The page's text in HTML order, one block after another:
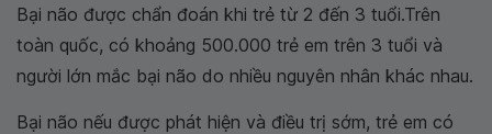
Bại não được chẩn đoán khi trẻ từ 2 đến 3 tuổi.Trên
toàn quốc, có khoảng 500.000 trẻ em trên 3 tuổi và
người lớn mắc bại não do nhiều nguyên nhân khác nhau.
Bại não nếu được phát hiện và điều trị sớm, trẻ em có